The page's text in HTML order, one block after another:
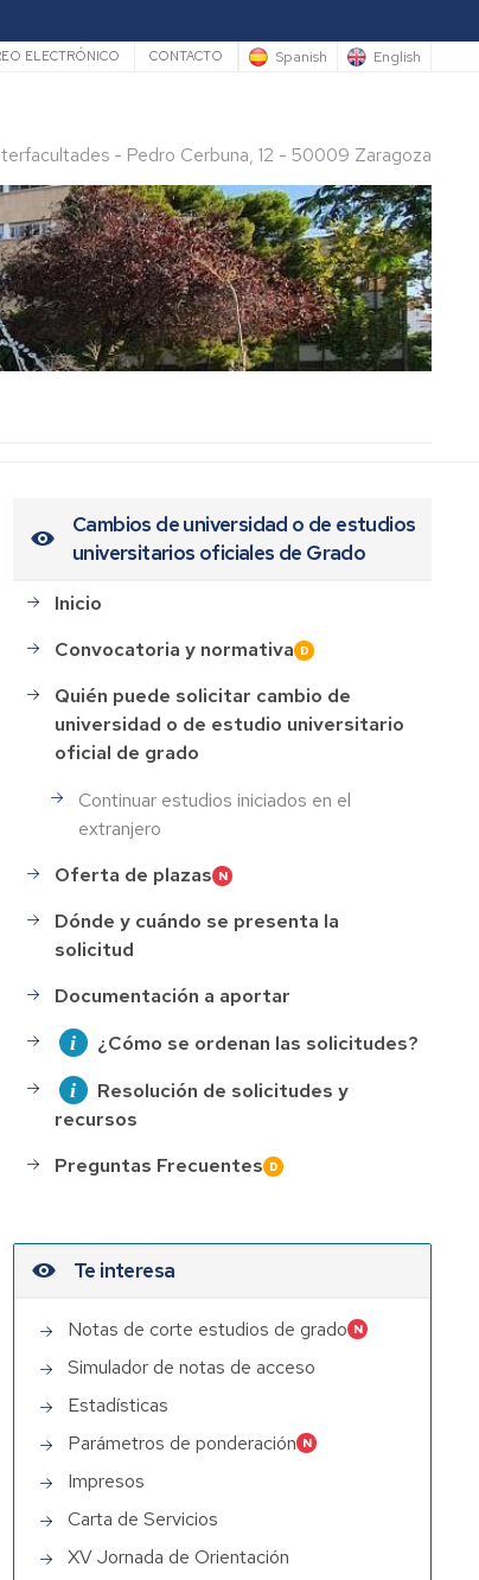
ELECTRÓNICO CONTACTO Spanish English
- Pedro Cerbuna, 12 - 50009 Zaragoza
Cambios de universidad o de estudios
universitarios oficiales de Grado
Inicio
Convocatoria y normativa
Quién puede solicitar cambio de
universidad o de estudio universitario
oficial de grado
Continuar estudios iniciados en el
extranjero
Oferta de plazas
Dónde y cuándo se presenta la
solicitud
Documentación a aportar
¿Cómo se ordenan las solicitudes?
Resolución de solicitudes y
recursos
Preguntas Frecuentes
Te interesa
Notas de corte estudios de grado
Simulador de notas de acceso
Estadísticas
Parámetros de ponderación
Impresos
Carta de Servicios
XV Jornada de Orientación